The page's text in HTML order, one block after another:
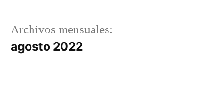
Archivos mensuales:
agosto 2022